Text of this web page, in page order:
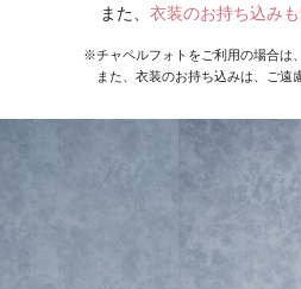
また、 衣装のお持ち込み
※チャペルフォトをご利用の場合は
また、衣装のお持ち込みは、ご遠